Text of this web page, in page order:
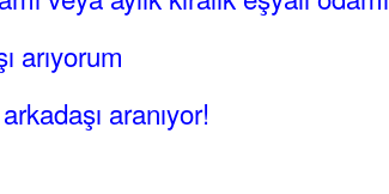
arıyorum
aranıyor!